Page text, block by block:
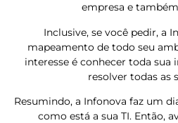
empresa e
Inclusive, se você pedir, a
mapeamento de todo seu
interesse é conhecer toda sua
resolver todas as
Resumindo, a Infonova faz um
como está a sua TI. Então,